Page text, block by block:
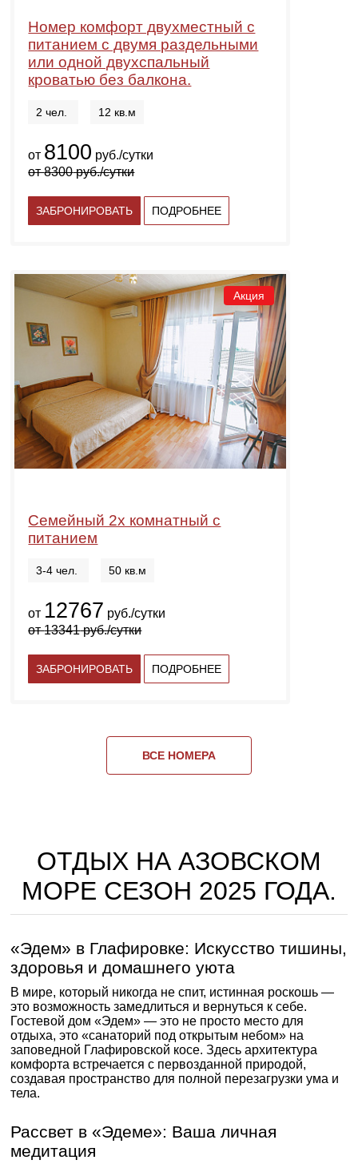
Номер комфорт двухместный с
питанием с двумя раздельными
или одной двухспальный
кроватью без балкона.
2 чел. 12 кв.м
от 8100 руб./сутки
от8300руб./сутки
ЗАБРОНИРОВАТЬ ПОДРОБНЕЕ
Акция
Семейный 2х комнатный с
питанием
3-4 чел. 50 кв.м
от 12767 руб./сутки
от13341руб./сутки
ЗАБРОНИРОВАТЬ ПОДРОБНЕЕ
ВСЕ НОМЕРА
ОТДЫХ НА АЗОВСКОМ
МОРЕ СЕЗОН 2025 ГОДА.
«Эдем» в Глафировке: Искусство тишины,
здоровья и домашнего уюта
В мире, который никогда не спит, истинная роскошь —
это возможность замедлиться и вернуться к себе.
Гостевой дом «Эдем» — это не просто место для
отдыха, это «санаторий под открытым небом» на
заповедной Глафировской косе. Здесь архитектура
комфорта встречается с первозданной природой,
создавая пространство для полной перезагрузки ума и
тела.
Рассвет в «Эдеме»: Ваша личная
медитация